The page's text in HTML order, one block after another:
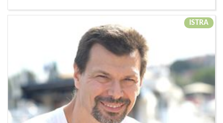
ISTRA